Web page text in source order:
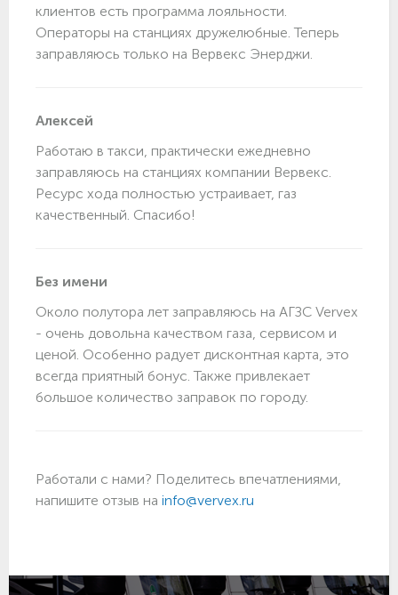
клиентов есть программа лояльности.
Операторы на станциях дружелюбные. Теперь
заправляюсь только на Вервекс Энерджи.
Алексей
Работаю в такси, практически ежедневно
заправляюсь на станциях компании Вервекс.
Ресурс хода полностью устраивает, газ
качественный. Спасибо!
Без имени
Около полутора лет заправляюсь на АГЗС Vervex
- очень довольна качеством газа, сервисом и
ценой. Особенно радует дисконтная карта, это
всегда приятный бонус. Также привлекает
большое количество заправок по городу.
Работали с нами? Поделитесь впечатлениями,
напишите отзыв на info@vervex.ru